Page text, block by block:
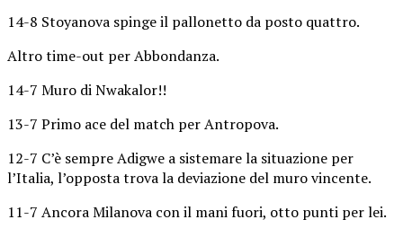
14-8 Stoyanova spinge il pallonetto da posto quattro.
Altro time-out per Abbondanza.
14-7 Muro di Nwakalor!!
13-7 Primo ace del match per Antropova.
12-7 C’è sempre Adigwe a sistemare la situazione per
l’Italia, l’opposta trova la deviazione del muro vincente.
11-7 Ancora Milanova con il mani fuori, otto punti per lei.